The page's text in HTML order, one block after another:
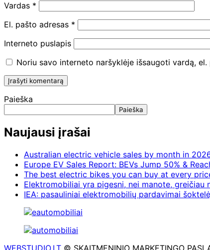
Vardas *
El. pašto adresas *
Interneto puslapis
Noriu savo interneto naršyklėje išsaugoti vardą,
Paieška
Paieška
Naujausi įrašai
Australian electric vehicle sales by month in
Europe EV Sales Report: BEVs Jump 50% &
The best electric bikes you can buy at every
Elektromobiliai yra pigesni, nei manote, greičiau
IEA: pasauliniai elektromobilių pardavimai
WEBSTUDIO.LT © SKAITMENINIO MARKETINGO